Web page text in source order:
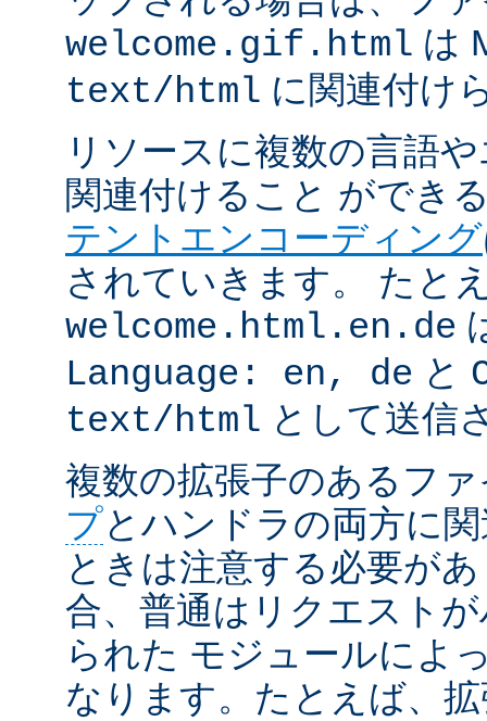
welcome.gif.html は
text/html に関連付け
リソースに複数の言語
関連付けること ができ
テントエンコーディング
されていきます。 たと
welcome.html.en.de
Language: en, de と
text/html として送信
複数の拡張子のあるフ
プとハンドラの両方に
ときは注意する必要が
合、普通はリクエスト
られた モジュールによ
なります。たとえば、